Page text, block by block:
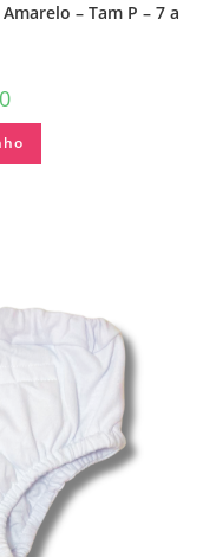
– Tam P – 7 a